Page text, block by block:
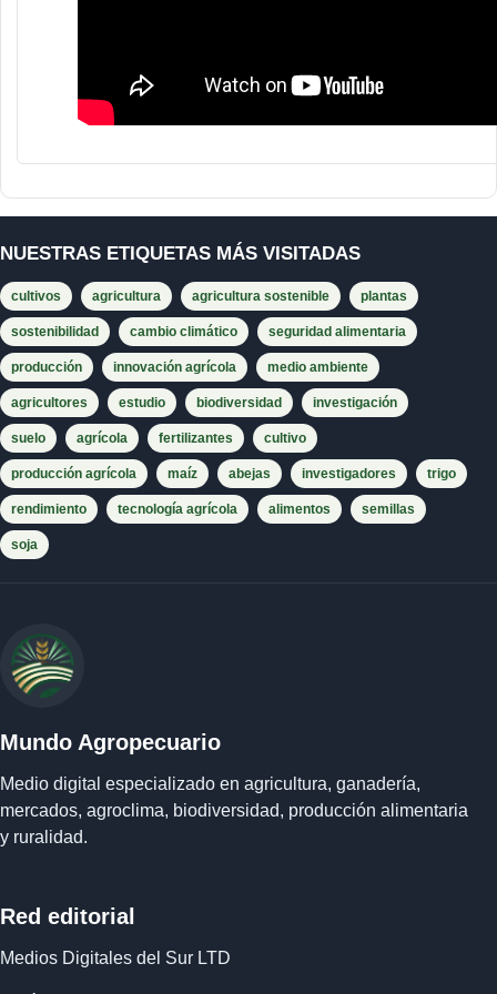
NUESTRAS ETIQUETAS MÁS VISITADAS
cultivos agricultura agricultura sostenible plantas
sostenibilidad cambio climático seguridad alimentaria
producción innovación agrícola medio ambiente
agricultores estudio biodiversidad investigación
suelo agrícola fertilizantes cultivo
producción agrícola maíz abejas investigadores trigo
rendimiento tecnología agrícola alimentos semillas
soja
Mundo Agropecuario
Medio digital especializado en agricultura, ganadería,
mercados, agroclima, biodiversidad, producción alimentaria
y ruralidad.
Red editorial
Medios Digitales del Sur LTD